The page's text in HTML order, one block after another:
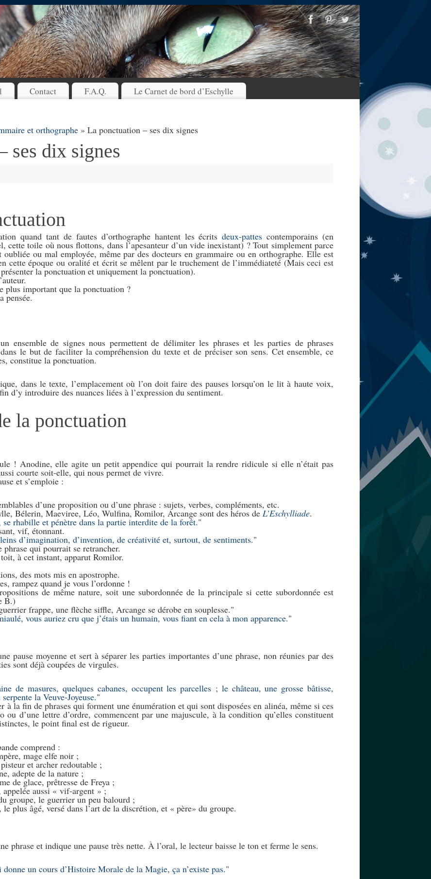
Contact F.A.Q. Le Carnet de bord d’Eschylle
et orthographe » La ponctuation – ses dix signes
ses dix signes
quand tant de fautes d’orthographe hantent les écritsdeux-pattes contemporains (en
cette toile où nous flottons, dans l’apesanteur d’un vide inexistant) ? Tout simplement parce
ou mal employée, même par des docteurs en grammaire ou en orthographe. Elle est
cette époque ou oralité et écrit se mêlent par le truchement de l’immédiateté (Mais ceci est
la ponctuation et uniquement la ponctuation).
important que la ponctuation ?
pensée.
ensemble de signes nous permettent de délimiter les phrases et les parties de phrases
le but de faciliter la compréhension du texte et de préciser son sens. Cet ensemble, ce
constitue la ponctuation.
dans le texte, l’emplacement où l’on doit faire des pauses lorsqu’on le lit à haute voix,
d’y introduire des nuances liées à l’expression du sentiment.
la ponctuation
! Anodine, elle agite un petit appendice qui pourrait la rendre ridicule si elle n’était pas
courte soit-elle, qui nous permet de vivre.
et s’emploie :
d’une proposition ou d’une phrase : sujets, verbes, compléments, etc.
Bélerin, Maeviree, Léo, Wulfina, Romilor, Arcange sont des héros de L’Eschylliade.
se rhabille et pénètre dans la partie interdite de la forêt.
vif, étonnant.
d’imagination, d’invention, de créativité et, surtout, de sentiments.
phrase qui pourrait se retrancher.
à cet instant, apparut Romilor.
des mots mis en apostrophe.
rampez quand je vous l’ordonne !
de même nature, soit une subordonnée de la principale si cette subordonnée est
B.)
frappe, une flèche siffle, Arcange se dérobe en souplesse.
vous auriez cru que j’étais un humain, vous fiant en cela à mon apparence.
pause moyenne et sert à séparer les parties importantes d’une phrase, non réunies par des
sont déjà coupées de virgules.
de masures, quelques cabanes, occupent les parcelles ; le château, une grosse bâtisse,
la Veuve-Joyeuse.
à la fin de phrases qui forment une énumération et qui sont disposées en alinéa, même si ces
ou d’une lettre d’ordre, commencent par une majuscule, à la condition qu’elles constituent
le point final est de rigueur.
comprend :
mage elfe noir ;
et archer redoutable ;
adepte de la nature ;
de glace, prêtresse de Freya ;
aussi « vif-argent » ;
groupe, le guerrier un peu balourd ;
le plus âgé, versé dans l’art de la discrétion, et « père» du groupe.
phrase et indique une pause très nette. À l’oral, le lecteur baisse le ton et ferme le sens.
un cours d’Histoire Morale de la Magie, ça n’existe pas.